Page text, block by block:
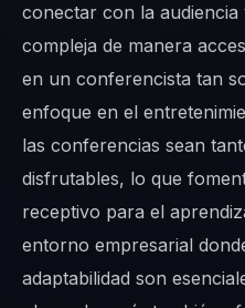
conectar con la
compleja de manera
en un conferencista tan
enfoque en el
las conferencias sean
disfrutables, lo que
receptivo para el
entorno empresarial
adaptabilidad son